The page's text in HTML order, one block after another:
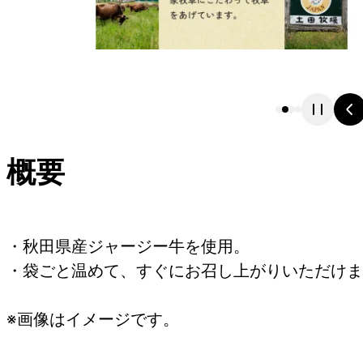
概要
・秋田県産ジャージー牛を使用。
・袋ごと温めて、すぐにお召し上がりいただけ
※画像はイメージです。